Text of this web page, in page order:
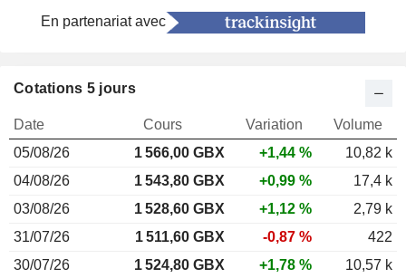
En partenariat avec
Cotations 5 jours
Date Cours Variation
Volume
05/08/26
1 566,00 GBX +1,44 %
10,82 k
04/08/26
1 543,80 GBX +0,99 %
17,4 k
03/08/26
1 528,60 GBX +1,12 %
2,79 k
31/07/26
1 511,60 GBX -0,87 %
422
30/07/26
1 524,80 GBX +1,78 %
10,57 k